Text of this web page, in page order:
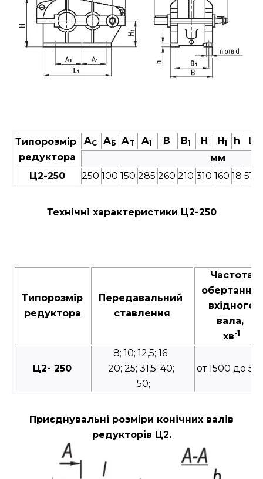
Типорозмір
редуктора
АC АБ АT А1 В В1 Н Н 1 h
L
мм
Ц2-250
250 100 150 285 260 210 310 160 18 515
Технічні характеристики Ц2-250
Типорозмір
редуктора
Передавальний
ставлення
Частота
обертання
вхідного
вала,
хв-1
Ц2- 250
8; 10; 12,5; 16;
20; 25; 31,5; 40;
50;
от 1500 до
Приєднувальні розміри конічних валів
редукторів Ц2.